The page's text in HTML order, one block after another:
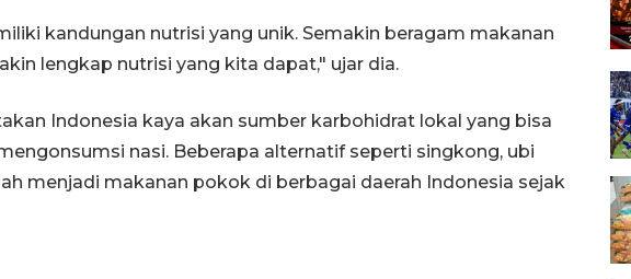
kandungan nutrisi yang unik. Semakin beragam makanan
lengkap nutrisi yang kita dapat," ujar dia.
Indonesia kaya akan sumber karbohidrat lokal yang bisa
nasi. Beberapa alternatif seperti singkong, ubi
menjadi makanan pokok di berbagai daerah Indonesia sejak